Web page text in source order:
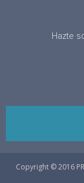
Hazte
Copyright © 2016